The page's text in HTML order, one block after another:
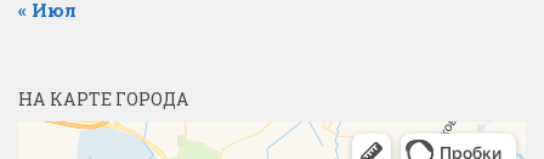
« Июл
НА КАРТЕ ГОРОДА